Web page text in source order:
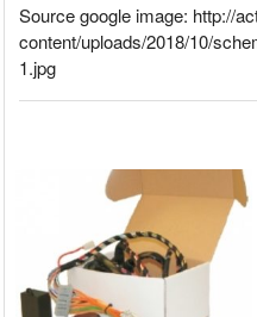
Source google image: http://
content/uploads/2018/10/
1.jpg